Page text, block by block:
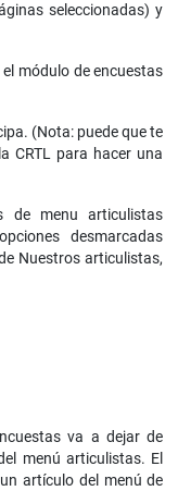
seleccionadas) y
módulo de encuestas
(Nota: puede que te
CRTL para hacer una
de menu articulistas
desmarcadas
Nuestros articulistas,
va a dejar de
menú articulistas. El
artículo del menú de